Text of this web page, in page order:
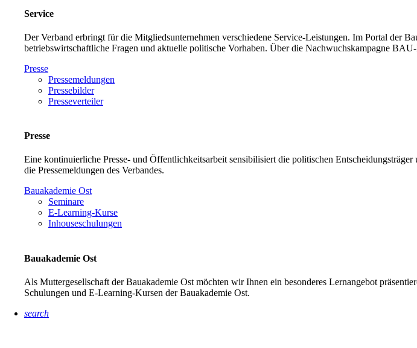
Service
Der Verband erbringt für die Mitgliedsunternehmen verschiedene Service-Leistungen. Im Portal der
betriebswirtschaftliche Fragen und aktuelle politische Vorhaben. Über die Nachwuchskampagne
Presse
Pressemeldungen
Pressebilder
Presseverteiler
Presse
Eine kontinuierliche Presse- und Öffentlichkeitsarbeit sensibilisiert die politischen
die Pressemeldungen des Verbandes.
Bauakademie Ost
Seminare
E-Learning-Kurse
Inhouseschulungen
Bauakademie Ost
Als Muttergesellschaft der Bauakademie Ost möchten wir Ihnen ein besonderes Lernangebot
Schulungen und E-Learning-Kursen der Bauakademie Ost.
search